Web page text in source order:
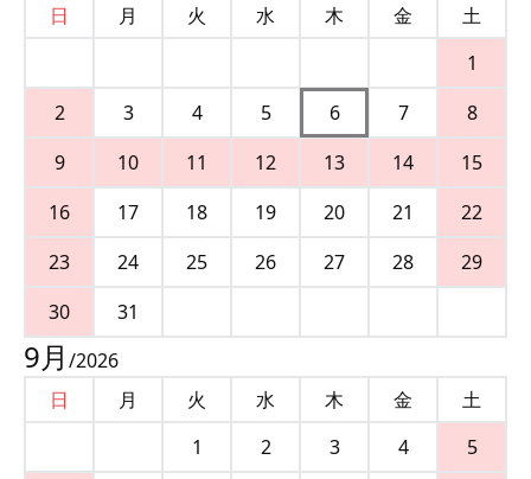
日
月 火 水 木 金
土
1
2
3 4 5 6 7
8
9
10 11 12 13 14
15
16
17 18 19 20 21
22
23
24 25 26 27 28
29
30
31
9月 /2026
日
月 火 水 木 金
土
1
2 3 4
5